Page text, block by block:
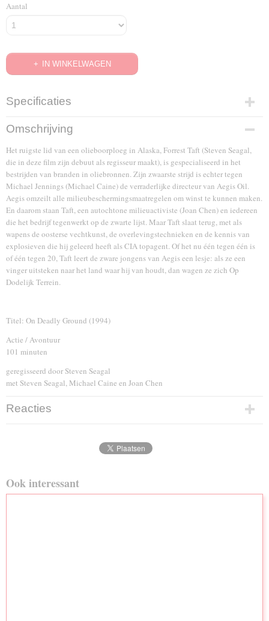
Aantal
IN WINKELWAGEN
Specificaties
EAN code
7321931132275
Omschrijving
Het ruigste lid van een olieboorploeg in Alaska, Forrest Taft (Steven Seagal,
die in deze film zijn debuut als regisseur maakt), is gespecialiseerd in het
bestrijden van branden in oliebronnen. Zijn zwaarste strijd is echter tegen
Michael Jennings (Michael Caine) de verraderlijke directeur van Aegis Oil.
Aegis omzeilt alle milieubeschermingsmaatregelen om winst te kunnen maken.
En daarom staan Taft, een autochtone milieuactiviste (Joan Chen) en iedereen
die het bedrijf tegenwerkt op de zwarte lijst. Maar Taft slaat terug, met als
wapens de oosterse vechtkunst, de overlevingstechnieken en de kennis van
explosieven die hij geleerd heeft als CIA topagent. Of het nu één tegen één is
of één tegen 20, Taft leert de zware jongens van Aegis een lesje: als ze een
vinger uitsteken naar het land waar hij van houdt, dan wagen ze zich Op
Dodelijk Terrein.
Titel: On Deadly Ground (1994)
Actie / Avontuur
101 minuten
geregisseerd door Steven Seagal
met Steven Seagal, Michael Caine en Joan Chen
Reacties
Ook interessant